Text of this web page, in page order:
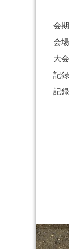
会
会
大
記
記